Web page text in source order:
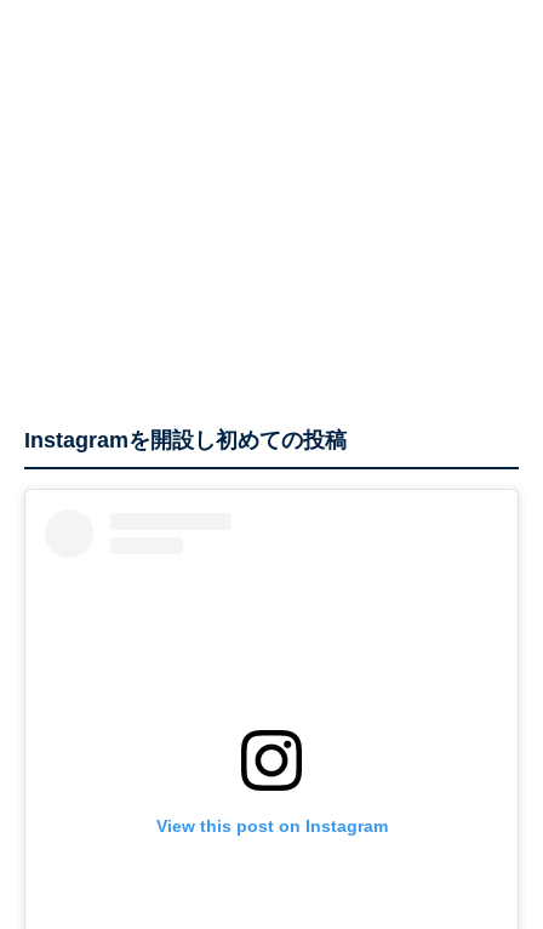
Instagramを開設し初めての投稿
View this post on Instagram